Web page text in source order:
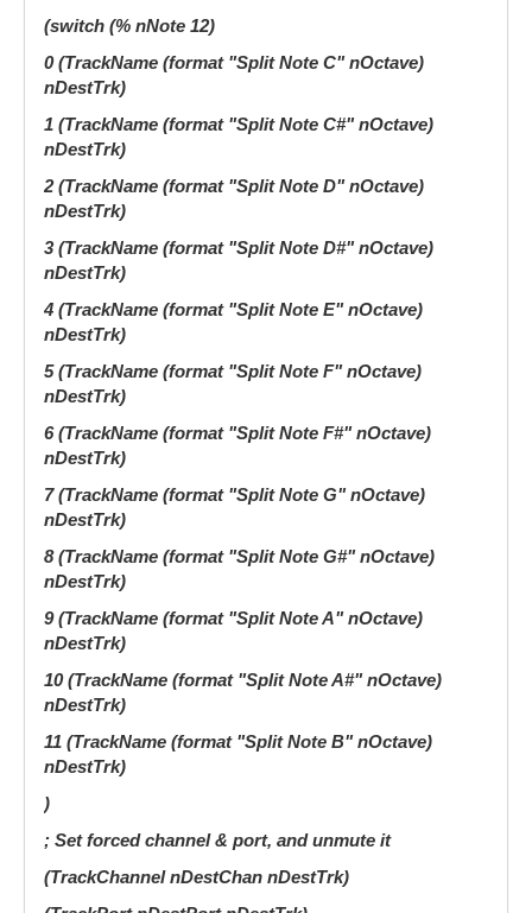
(switch (% nNote 12)
0 (TrackName (format "Split Note C" nOctave)
nDestTrk)
1 (TrackName (format "Split Note C#" nOctave)
nDestTrk)
2 (TrackName (format "Split Note D" nOctave)
nDestTrk)
3 (TrackName (format "Split Note D#" nOctave)
nDestTrk)
4 (TrackName (format "Split Note E" nOctave)
nDestTrk)
5 (TrackName (format "Split Note F" nOctave)
nDestTrk)
6 (TrackName (format "Split Note F#" nOctave)
nDestTrk)
7 (TrackName (format "Split Note G" nOctave)
nDestTrk)
8 (TrackName (format "Split Note G#" nOctave)
nDestTrk)
9 (TrackName (format "Split Note A" nOctave)
nDestTrk)
10 (TrackName (format "Split Note A#" nOctave)
nDestTrk)
11 (TrackName (format "Split Note B" nOctave)
nDestTrk)
)
; Set forced channel & port, and unmute it
(TrackChannel nDestChan nDestTrk)